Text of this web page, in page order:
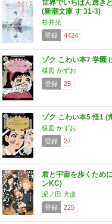
世界でいちばん透き
(新潮文庫 す 31-3)
杉井光
登録
4424
ゾク こわい本7 学園
楳図 かずお
登録
25
ゾク こわい本5 怪1 (
楳図 かずお
登録
27
君と宇宙を歩くため
ンKC)
泥ノ田 犬彦
登録
225